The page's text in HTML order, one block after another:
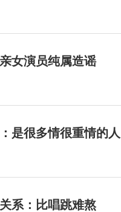
女演员纯属造谣
是很多情很重情的人
系：比唱跳难熬